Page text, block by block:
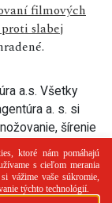
filmových
slabej
a.s. Všetky
a. s. si
šírenie